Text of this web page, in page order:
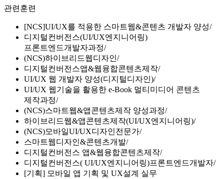
관련훈련
[NCS]UI/UX를 적용한 스마트웹&콘텐츠 개발자 양성
디지털컨버전스(UI/UX엔지니어링)
프론트엔드개발자과정
(NCS)하이브리드웹디자인
디지털컨버전스앱&웹융합콘텐츠제작
UI/UX 웹 개발자 양성(디지털디자인)
UI/UX 웹기술을 활용한 e-Book 멀티미디어 콘텐츠
제작과정
(NCS)스마트웹&앱콘텐츠제작 양성과정
하이브리드웹&앱콘텐츠제작(UI/UX엔지니어링)
(NCS)모바일UI/UX디자인전문가
스마트웹디자인&콘텐츠개발
디지털컨버전스 앱&웹융합콘텐츠제작
디지털컨버전스( UI/UX엔지니어링)프론트엔드개발자
[기획] 모바일 앱 기획 및 UX설계 실무